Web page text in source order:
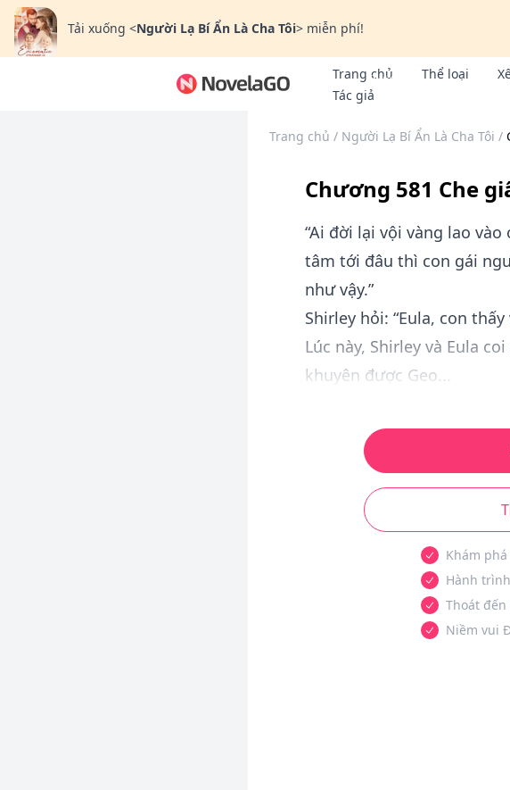
Tải xuống <Người Lạ Bí Ẩn Là Cha Tôi> miễn phí!
Trang chủ Thể loại
Tác giả
Thưởng
Trang chủ / Người Lạ Bí Ẩn Là Cha Tôi /
Chương 581 Che
“Ai đời lại vội vàng lao
tâm tới đâu thì con gái
như vậy.”
Shirley hỏi: “Eula, con
Lúc này, Shirley và Eula
khuyên được Geo...
Khám
Hành
Thoát
Niềm vui